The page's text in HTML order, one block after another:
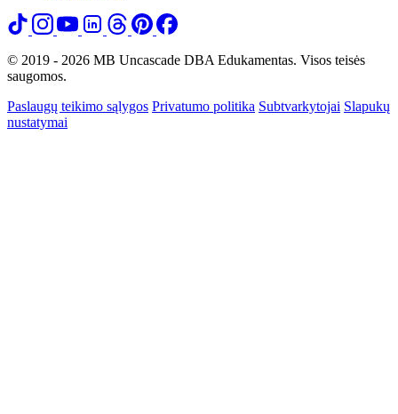
© 2019 - 2026 MB Uncascade DBA Edukamentas. Visos teisės
saugomos.
Paslaugų teikimo sąlygos Privatumo politika Subtvarkytojai Slapukų
nustatymai